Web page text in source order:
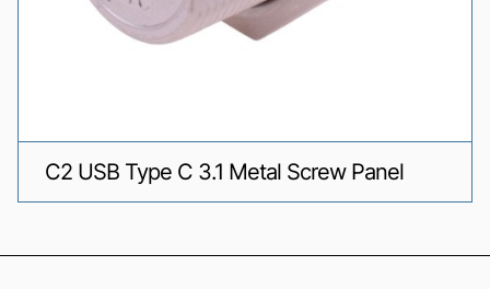
C2 USB Type C 3.1 Metal Screw Panel